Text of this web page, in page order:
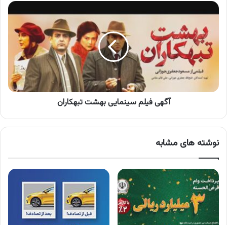
آگهی
فیلم
سینمایی
بهشت
تبهکاران
آگهی فیلم سینمایی بهشت تبهکاران
نوشته های مشابه